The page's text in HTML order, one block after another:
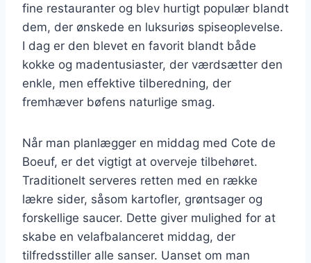
fine restauranter og blev hurtigt populær blandt
dem, der ønskede en luksuriøs spiseoplevelse.
I dag er den blevet en favorit blandt både
kokke og madentusiaster, der værdsætter den
enkle, men effektive tilberedning, der
fremhæver bøfens naturlige smag.
Når man planlægger en middag med Cote de
Boeuf, er det vigtigt at overveje tilbehøret.
Traditionelt serveres retten med en række
lækre sider, såsom kartofler, grøntsager og
forskellige saucer. Dette giver mulighed for at
skabe en velafbalanceret middag, der
tilfredsstiller alle sanser. Uanset om man